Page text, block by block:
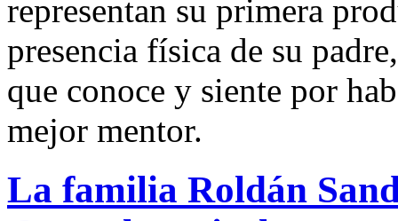
representan su primera
presencia física de su
que conoce y siente por
mejor mentor.
La familia Roldán